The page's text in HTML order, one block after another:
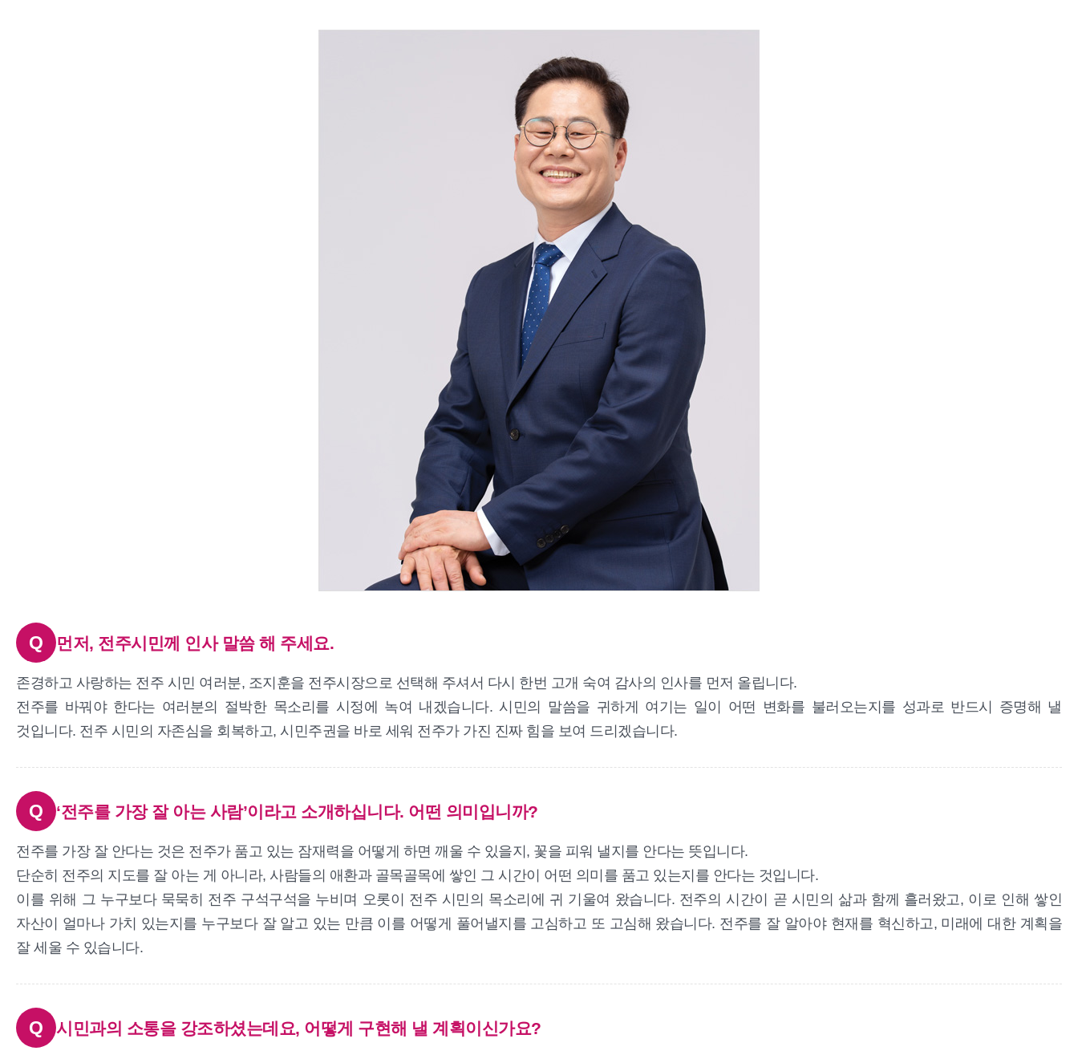
Q 먼저, 전주시민께 인사 말씀 해 주세요.
존경하고 사랑하는 전주 시민 여러분, 조지훈을 전주시장으로 선택해 주셔서 다시 한번 고개 숙여 감사의 인사를 먼저 올립니다.
전주를 바꿔야 한다는 여러분의 절박한 목소리를 시정에 녹여 내겠습니다. 시민의 말씀을 귀하게 여기는 일이 어떤 변화를 불러오는지를 성과로 반드시 증명해 낼
것입니다. 전주 시민의 자존심을 회복하고, 시민주권을 바로 세워 전주가 가진 진짜 힘을 보여 드리겠습니다.
Q ‘전주를 가장 잘 아는 사람’이라고 소개하십니다. 어떤 의미입니까?
전주를 가장 잘 안다는 것은 전주가 품고 있는 잠재력을 어떻게 하면 깨울 수 있을지, 꽃을 피워 낼지를 안다는 뜻입니다.
단순히 전주의 지도를 잘 아는 게 아니라, 사람들의 애환과 골목골목에 쌓인 그 시간이 어떤 의미를 품고 있는지를 안다는 것입니다.
이를 위해 그 누구보다 묵묵히 전주 구석구석을 누비며 오롯이 전주 시민의 목소리에 귀 기울여 왔습니다. 전주의 시간이 곧 시민의 삶과 함께 흘러왔고, 이로 인해 쌓인
자산이 얼마나 가치 있는지를 누구보다 잘 알고 있는 만큼 이를 어떻게 풀어낼지를 고심하고 또 고심해 왔습니다. 전주를 잘 알아야 현재를 혁신하고, 미래에 대한 계획을
잘 세울 수 있습니다.
Q 시민과의 소통을 강조하셨는데요, 어떻게 구현해 낼 계획이신가요?